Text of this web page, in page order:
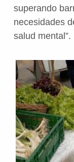
superando
necesidades
salud mental”.